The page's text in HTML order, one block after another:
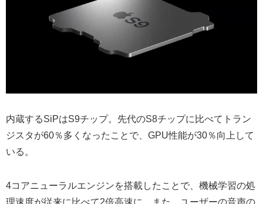
内蔵するSiPはS9チップ。先代のS8チップに比べてトラン
ジスタが60％多くなったことで、GPU性能が30％向上して
いる。
4コアニューラルエンジンを搭載したことで、機械学習の処
理速度が従来に比べて2倍高速に。また、ユーザーの音声の